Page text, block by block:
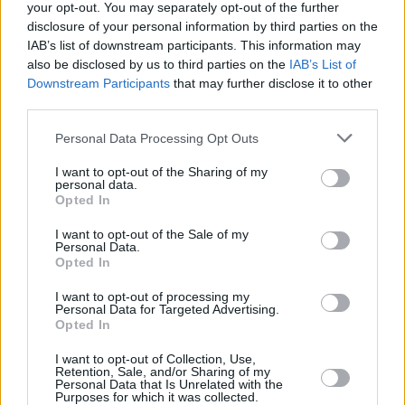
your opt-out. You may separately opt-out of the further
disclosure of your personal information by third parties on the
IAB’s list of downstream participants. This information may
also be disclosed by us to third parties on the IAB’s List of
Downstream Participants that may further disclose it to other
Please note that this website/app uses one or more Google
not limited to your visit or usage behaviour. You may click to
grant or deny consent to Google and its third-party tags to
use your data for below specified purposes in below Google
consent section.
Personal Data Processing Opt Outs
I want to opt-out of the Sharing of my
personal data.
Opted In
I want to opt-out of the Sale of my
Personal Data.
Opted In
I want to opt-out of processing my
Personal Data for Targeted Advertising.
Opted In
I want to opt-out of Collection, Use,
Retention, Sale, and/or Sharing of my
Personal Data that Is Unrelated with the
Purposes for which it was collected.
Viggo Mortensen. Foto:depositphotos.com
Da quando Christopher Hampton me l’ha inviata, Robert
Lantos e io abbiamo aspettato di dare vita alla migliore
Il romanzo di Márai da cui è tratta è una delle opere più
belle della letteratura del XX secolo, e Christopher l’ha
adattata perfettamente per lo schermo”,
Anche Fiennes è stato citato:“Da tempo speravo di lavorare
con István Szabó